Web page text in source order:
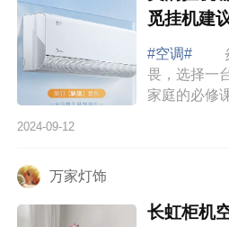
觅挂机建
#空调#
炎
畏，选择一
家庭的必修
挂机建议
2024-09-12
万家灯饰
长虹柜机